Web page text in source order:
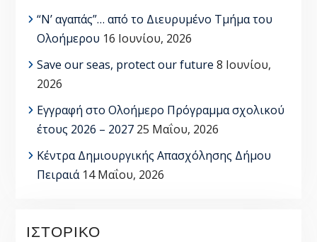
“Ν’ αγαπάς”… από το Διευρυμένο Τμήμα του
Ολοήμερου 16 Ιουνίου, 2026
Save our seas, protect our future 8 Ιουνίου,
2026
Εγγραφή στο Ολοήμερο Πρόγραμμα σχολικού
έτους 2026 – 2027 25 Μαΐου, 2026
Κέντρα Δημιουργικής Απασχόλησης Δήμου
Πειραιά 14 Μαΐου, 2026
ΙΣΤΟΡΙΚΌ